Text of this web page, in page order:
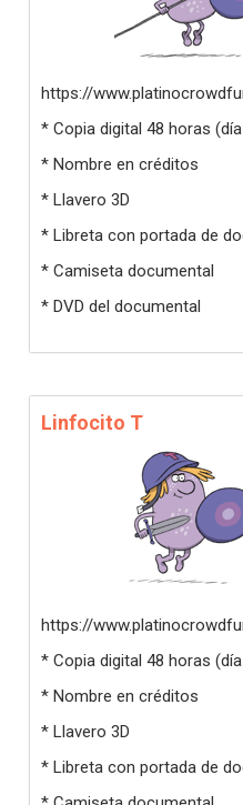
https://
* Copia digital 48 horas
* Nombre en créditos
* Llavero 3D
* Libreta con portada de
* Camiseta documental
* DVD del documental
Linfocito T
https://
* Copia digital 48 horas
* Nombre en créditos
* Llavero 3D
* Libreta con portada de